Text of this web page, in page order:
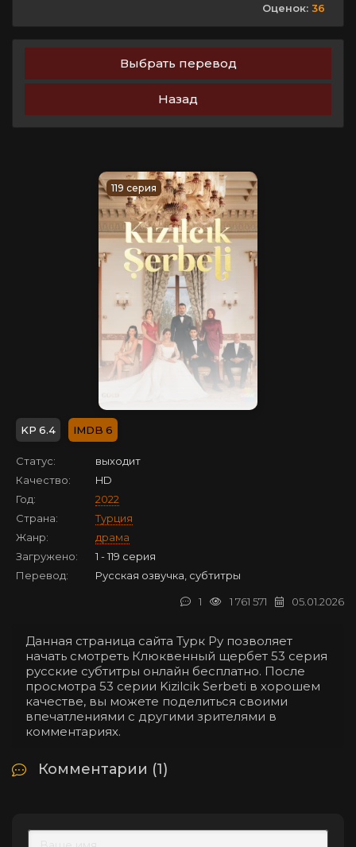
Оценок: 36
Выбрать перевод
Назад
119 серия
6.4 6
Статус:
выходит
Качество:
HD
Год:
2022
Страна:
Турция
Жанр:
драма
Загружено:
1 - 119 серия
Перевод:
Русская озвучка, субтитры
05.01.2026
1 761 571
1
Данная страница сайта Турк Ру позволяет
начать смотреть Клюквенный щербет 53 серия
русские субтитры онлайн бесплатно. После
просмотра 53 серии Kizilcik Serbeti в хорошем
качестве, вы можете поделиться своими
впечатлениями с другими зрителями в
комментариях.
Комментарии (1)